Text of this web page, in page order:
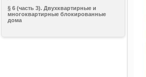
§ 6 (часть 3). Двухквартирные и
многоквартирные блокированные
дома